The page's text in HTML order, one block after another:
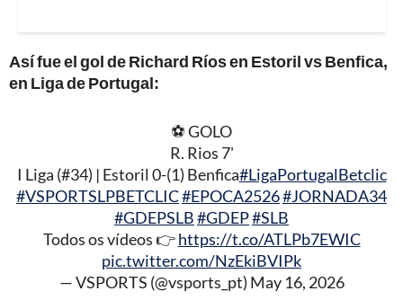
Así fue el gol de Richard Ríos en Estoril vs Benfica,
en Liga de Portugal:
⚽ GOLO
R. Rios 7'
I Liga (#34) | Estoril 0-(1) Benfica#LigaPortugalBetclic
#VSPORTSLPBETCLIC#EPOCA2526#JORNADA34
#GDEPSLB#GDEP#SLB
Todos os vídeos 👉https://t.co/ATLPb7EWIC
pic.twitter.com/NzEkiBVIPk
— VSPORTS (@vsports_pt) May 16, 2026